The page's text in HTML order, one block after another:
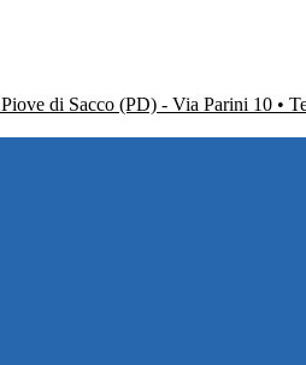
Piove di Sacco (PD) - Via Parini 10 •